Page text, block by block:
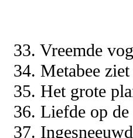
33. Vreemde
34. Metabee
35. Het grote
36. Liefde op de
37.